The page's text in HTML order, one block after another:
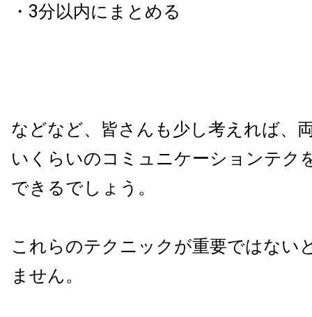
・3分以内にまとめる
などなど、皆さんも少し考えれば、
いくらいのコミュニケーションテク
できるでしょう。
これらのテクニックが重要ではない
ません。